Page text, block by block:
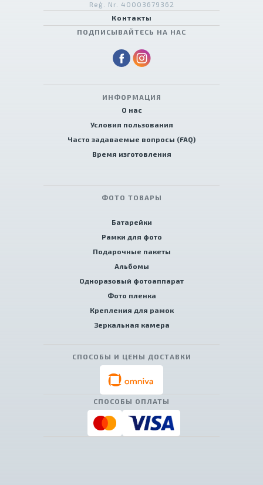
Reģ. Nr. 40003679362
Контакты
ПОДПИСЫВАЙТЕСЬ НА НАС
ИНФОРМАЦИЯ
О нас
Условия пользования
Часто задаваемые вопросы (FAQ)
Время изготовления
ФОТО ТОВАРЫ
Батарейки
Рамки для фото
Подарочные пакеты
Альбомы
Одноразовый фотоаппарат
Фото пленка
Крепления для рамок
Зеркальная камера
СПОСОБЫ И ЦЕНЫ ДОСТАВКИ
СПОСОБЫ ОПЛАТЫ